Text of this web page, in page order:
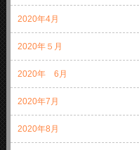
2020年4月
2020年５月
2020年 6月
2020年7月
2020年8月